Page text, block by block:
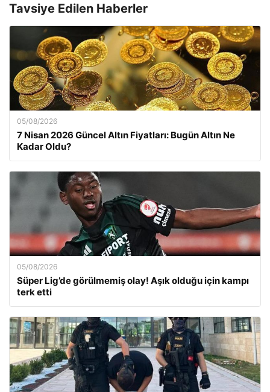
Tavsiye Edilen Haberler
05/08/2026
7 Nisan 2026 Güncel Altın Fiyatları: Bugün Altın Ne
Kadar Oldu?
05/08/2026
Süper Lig’de görülmemiş olay! Aşık olduğu için kampı
terk etti